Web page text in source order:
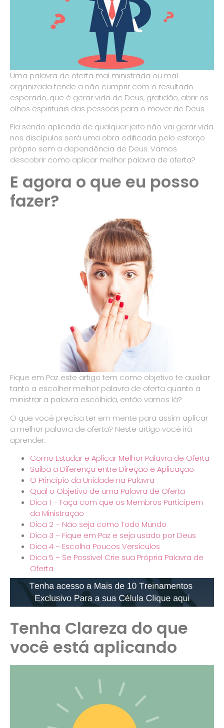
Uma palavra de oferta mal ministrada ou mal
organizada tende a não cumprir com o resultado
esperado, que é gerar vida de Deus, gratidão, abrir os
olhos espirituais das pessoas para o mover de Deus.
Ela sendo aplicada de qualquer jeito não vai gerar vida
nos discípulos será uma obra edificada pelo esforço
próprio sem a dependência de Deus. Vamos
descobrir como aplicar melhor palavra de oferta?
E agora o que eu posso
fazer?
Fique em Paz este artigo tem como objetivo te auxiliar
tanto a escolher melhor palavra de oferta quanto a
ministrar a palavra escolhida, então vamos lá?
O que você precisa ter em mente para assim aplicar
a melhor palavra de oferta? Neste artigo você irá
aprender.
Como Estudar e Aplicar Melhor Palavra de Oferta
Saiba a Diferença entre Direção e Aplicação
O Princípio da Unidade na Palavra
Qual o Objetivo de uma Palavra de Oferta
Dica 1 – Faça com que os Membros Participem
da Ministração
Dica 2 – Não seja como Todo Mundo
Dica 3 – Fique em Paz e seja usado por Deus
Dica 4 – Escolha Poucos Versículos
Dica 5 – Se Possível Crie sua Própria Palavra de
Oferta
Tenha Clareza do que
você está aplicando